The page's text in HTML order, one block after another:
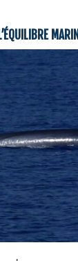
MARIN